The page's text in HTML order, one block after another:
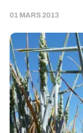
01 MARS 2013